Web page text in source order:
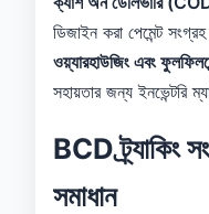
ডিজাইন করা পেমেন্ট সংগ্রহ
ওয়্যারহাউজিং এবং
সহায়তার জন্য ইনভেন্টরি
BCD ট্র্যাকিং
সমাধান